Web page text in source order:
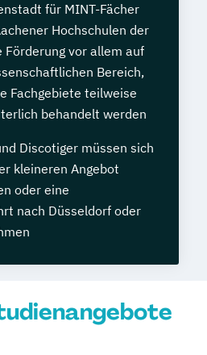
für MINT-Fächer
Hochschulen der
Förderung vor allem auf
Bereich,
Fachgebiete teilweise
behandelt werden
Discotiger müssen sich
kleineren Angebot
oder eine
nach Düsseldorf oder